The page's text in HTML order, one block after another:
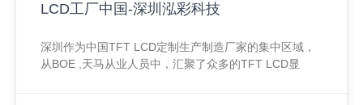
LCD工厂中国-深圳泓彩科技
深圳作为中国TFT LCD定制生产制造厂家的集中区域，
从BOE ,天马从业人员中，汇聚了众多的TFT LCD显